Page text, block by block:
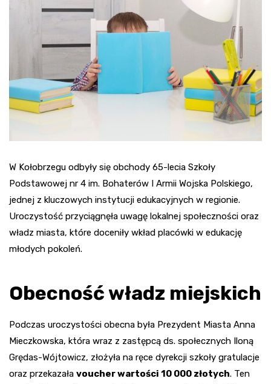
W Kołobrzegu odbyły się obchody 65-lecia Szkoły
Podstawowej nr 4 im. Bohaterów I Armii Wojska Polskiego,
jednej z kluczowych instytucji edukacyjnych w regionie.
Uroczystość przyciągnęła uwagę lokalnej społeczności oraz
władz miasta, które doceniły wkład placówki w edukację
młodych pokoleń.
Obecność władz miejskich
Podczas uroczystości obecna była Prezydent Miasta Anna
Mieczkowska, która wraz z zastępcą ds. społecznych Iloną
Grędas-Wójtowicz, złożyła na ręce dyrekcji szkoły gratulacje
oraz przekazała voucher wartości 10 000 złotych. Ten